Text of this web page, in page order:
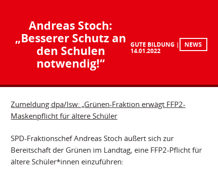
Andreas Stoch:
„Besserer Schutz an
den Schulen
notwendig!“
GUTE BILDUNG
14.01.2022
NEWS
Zumeldung dpa/lsw: „Grünen-Fraktion erwägt FFP2-
Maskenpflicht für ältere Schüler
SPD-Fraktionschef Andreas Stoch äußert sich zur
Bereitschaft der Grünen im Landtag, eine FFP2-Pflicht für
ältere Schüler*innen einzuführen: